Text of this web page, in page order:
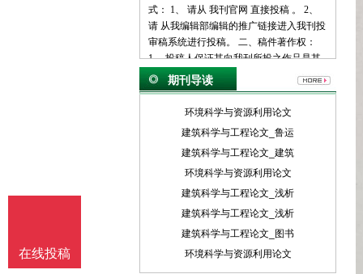
式： 1、 请从 我刊官网 直接投稿 。 2、
请 从我编辑部编辑的推广链接进入我刊投
审稿系统进行投稿。 二、稿件著作权：
1、 投稿人保证其向我刊所投之作品是其
本人或与他人合作创作之成果，或对所投
作品拥有合法的著作权，无第三人对其作
品提出可成立之权利主张。 2、 投稿人保
发表。 3、 投稿人保证其作品不含有违反
宪法、法律及损害社会公共利益之内容。
4、 投稿人向我刊所投之作品不得同时向
第三方投送，即不允许一稿多投。 5、 投
包括但不限于：通过网络向公众传播、复
制、摘编、表演、播放、展览、发行、摄
制电影、电视、录像制品、录制录音制
期刊导读
环境科学与资源利用论文
建筑科学与工程论文_鲁运
建筑科学与工程论文_建筑
环境科学与资源利用论文
建筑科学与工程论文_浅析
建筑科学与工程论文_浅析
建筑科学与工程论文_图书
环境科学与资源利用论文
在线投稿